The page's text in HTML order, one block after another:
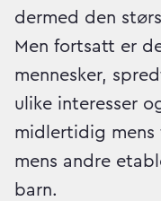
dermed den
Men fortsatt er
mennesker,
ulike interesser
midlertidig mens
mens andre
barn.